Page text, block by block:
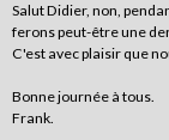
Salut Didier, non,
ferons peut-être une
C'est avec plaisir que
Bonne journée à tous.
Frank.